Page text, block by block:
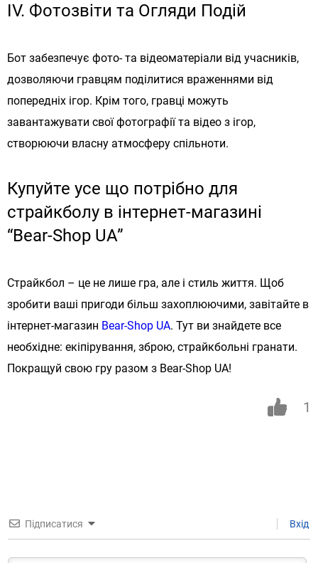
IV. Фотозвіти та Огляди Подій
Бот забезпечує фото- та відеоматеріали від учасників,
дозволяючи гравцям поділитися враженнями від
попередніх ігор. Крім того, гравці можуть
завантажувати свої фотографії та відео з ігор,
створюючи власну атмосферу спільноти.
Купуйте усе що потрібно для
страйкболу в інтернет-магазині
“Bear-Shop UA”
Страйкбол – це не лише гра, але і стиль життя. Щоб
зробити ваші пригоди більш захоплюючими, завітайте в
інтернет-магазин Bear-Shop UA. Тут ви знайдете все
необхідне: екіпірування, зброю, страйкбольні гранати.
Покращуй свою гру разом з Bear-Shop UA!
1
Підписатися Вхід